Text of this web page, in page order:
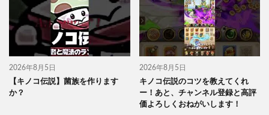
2026年8月5日
【キノコ伝説】菌族を作ります
か？
2026年8月5日
キノコ伝説のコツを教えてくれ
ー！あと、チャンネル登録と高評
価よろしくおねがいします！